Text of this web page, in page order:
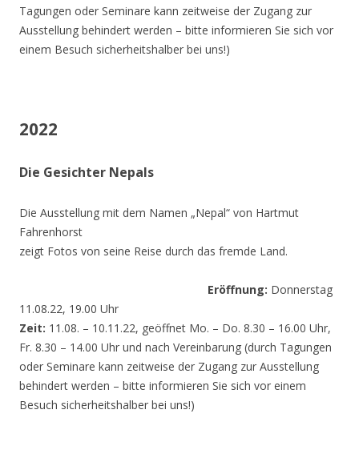
Tagungen oder Seminare kann zeitweise der Zugang zur
Ausstellung behindert werden – bitte informieren Sie sich vor
einem Besuch sicherheitshalber bei uns!)
2022
Die Gesichter Nepals
Die Ausstellung mit dem Namen „Nepal“ von Hartmut
Fahrenhorst
zeigt Fotos von seine Reise durch das fremde Land.
Eröffnung: Donnerstag
11.08.22, 19.00 Uhr
Zeit: 11.08. – 10.11.22, geöffnet Mo. – Do. 8.30 – 16.00 Uhr,
Fr. 8.30 – 14.00 Uhr und nach Vereinbarung (durch Tagungen
oder Seminare kann zeitweise der Zugang zur Ausstellung
behindert werden – bitte informieren Sie sich vor einem
Besuch sicherheitshalber bei uns!)